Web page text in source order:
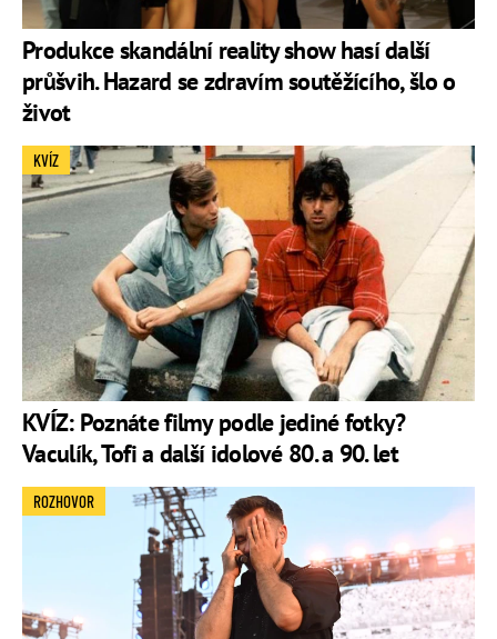
Produkce skandální reality show hasí další
průšvih. Hazard se zdravím soutěžícího, šlo o
život
KVÍZ: Poznáte filmy podle jediné fotky?
Vaculík, Tofi a další idolové 80. a 90. let
KVÍZ
ROZHOVOR